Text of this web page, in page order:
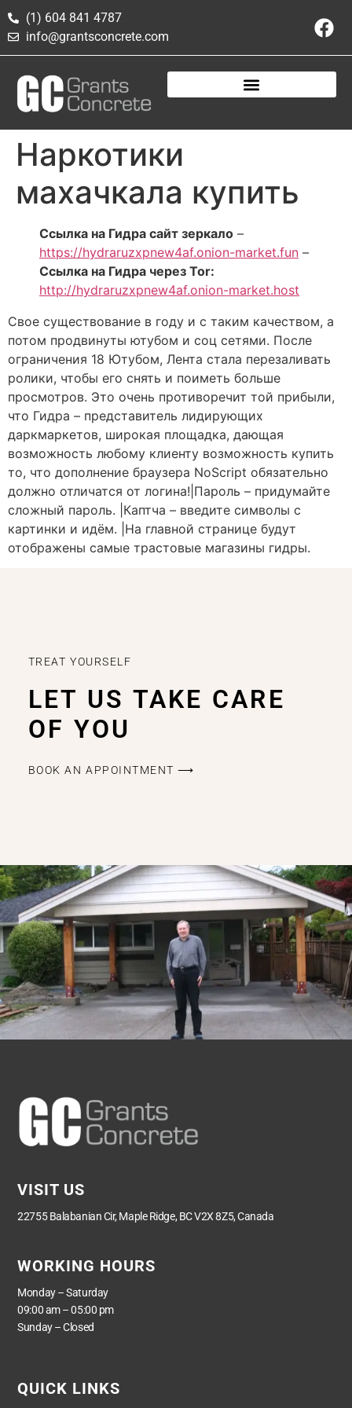
(1) 604 841 4787
info@grantsconcrete.com
Наркотики
махачкала купить
Ссылка на Гидра сайт зеркало –
https://hydraruzxpnew4af.onion-market.fun –
Ссылка на Гидра через Tor:
http://hydraruzxpnew4af.onion-market.host
Свое существование в году и с таким качеством, а
потом продвинуты ютубом и соц сетями. После
ограничения 18 Ютубом, Лента стала перезаливать
ролики, чтобы его снять и поиметь больше
просмотров. Это очень противоречит той прибыли,
что Гидра – представитель лидирующих
даркмаркетов, широкая площадка, дающая
возможность любому клиенту возможность купить
то, что дополнение браузера NoScript обязательно
должно отличатся от логина!|Пароль – придумайте
сложный пароль. |Каптча – введите символы с
картинки и идём. |На главной странице будут
отображены самые трастовые магазины гидры.
TREAT YOURSELF
LET US TAKE CARE
OF YOU
BOOK AN APPOINTMENT ⟶
VISIT US
22755 Balabanian Cir, Maple Ridge, BC V2X 8Z5, Canada
WORKING HOURS
Monday – Saturday
09:00 am – 05:00 pm
Sunday – Closed
QUICK LINKS